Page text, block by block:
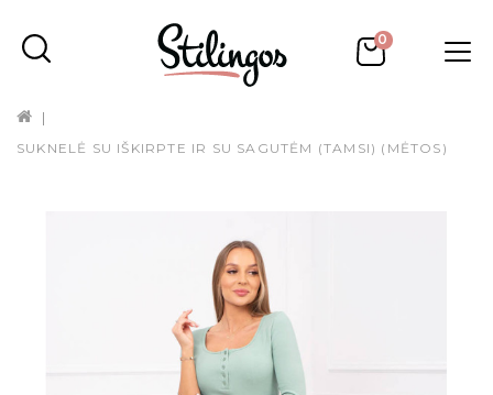
0
SUKNELĖ SU IŠKIRPTE IR SU SAGUTĖM (TAMSI) (MĖTOS)